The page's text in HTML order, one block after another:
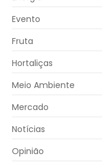
Evento
Fruta
Hortaliças
Meio Ambiente
Mercado
Notícias
Opinião